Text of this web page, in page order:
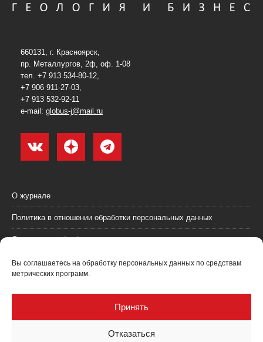
Вы соглашаетесь на обработку персональных данных по средствам
метрических программ.
Принять
Отказаться
660131, г. Красноярск,
пр. Металлургов, 2ф, оф. 1-08
тел. +7 913 534-80-12,
+7 906 911-27-03,
+7 913 532-92-11
e-mail: globus-j@mail.ru
О журнале
Политика в отношении обработки персональных данных
Согласие на обработку персональных данных
Пользовательское соглашение (оферта)